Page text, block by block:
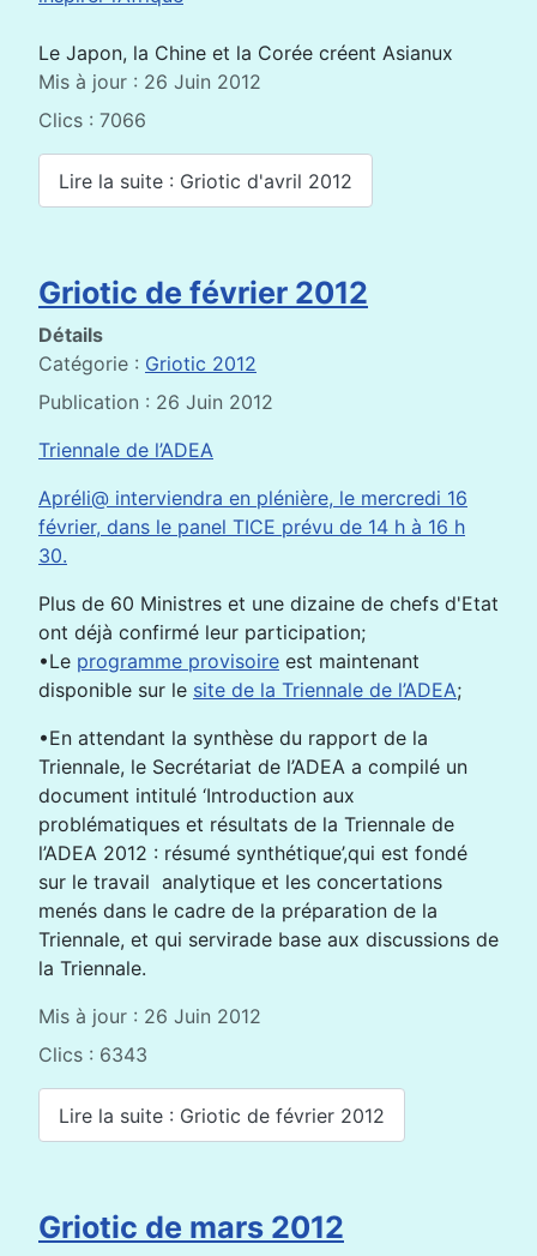
Le Japon, la Chine et la Corée créent Asianux
Mis à jour : 26 Juin 2012
Clics : 7066
Lire la suite : Griotic d'avril 2012
Griotic de février 2012
Détails
Catégorie : Griotic 2012
Publication : 26 Juin 2012
Triennale de l’ADEA
Apréli@ interviendra en plénière, le mercredi 16
février, dans le panel TICE prévu de 14 h à 16 h
30.
Plus de 60 Ministres et une dizaine de chefs d'Etat
ont déjà confirmé leur participation;
•Le programme provisoire est maintenant
disponible sur le site de la Triennale de l’ADEA;
•En attendant la synthèse du rapport de la
Triennale, le Secrétariat de l’ADEA a compilé un
document intitulé ‘Introduction aux
problématiques et résultats de la Triennale de
l’ADEA 2012 : résumé synthétique’,qui est fondé
sur le travail analytique et les concertations
menés dans le cadre de la préparation de la
Triennale, et qui servirade base aux discussions de
la Triennale.
Mis à jour : 26 Juin 2012
Clics : 6343
Lire la suite : Griotic de février 2012
Griotic de mars 2012